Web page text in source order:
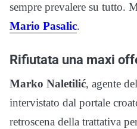
sempre prevalere su tutto.
Mario Pasalic.
Rifiutata una maxi
Marko Naletilić, agente
intervistato dal portale
retroscena della trattativa